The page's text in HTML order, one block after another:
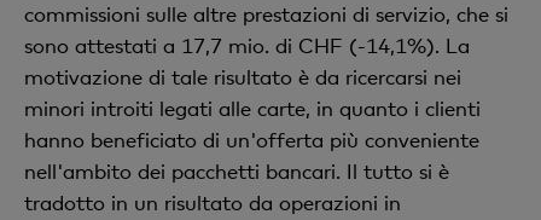
commissioni sulle altre prestazioni di servizio, che si
sono attestati a 17,7 mio. di CHF (-14,1%). La
motivazione di tale risultato è da ricercarsi nei
minori introiti legati alle carte, in quanto i clienti
hanno beneficiato di un'offerta più conveniente
nell'ambito dei pacchetti bancari. Il tutto si è
tradotto in un risultato da operazioni in